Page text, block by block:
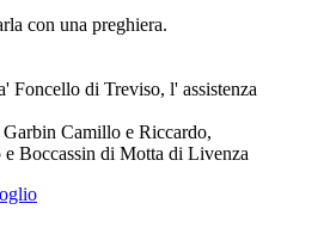
con una preghiera.
Foncello di Treviso, l' assistenza
Camillo e Riccardo,
e Boccassin di Motta di Livenza